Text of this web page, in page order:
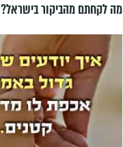
מה לקחתם מהביקור בישראל?